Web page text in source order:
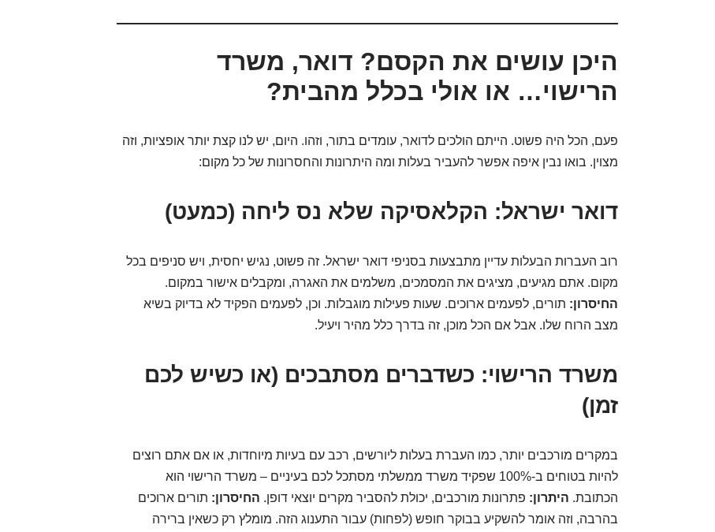
היכן עושים את הקסם? דואר, משרד
הרישוי… או אולי בכלל מהבית?
פעם, הכל היה פשוט. הייתם הולכים לדואר, עומדים בתור, וזהו. היום, יש לנו קצת יותר אופציות, וזה
מצוין. בואו נבין איפה אפשר להעביר בעלות ומה היתרונות והחסרונות של כל מקום:
דואר ישראל: הקלאסיקה שלא נס ליחה (כמעט)
רוב העברות הבעלות עדיין מתבצעות בסניפי דואר ישראל. זה פשוט, נגיש יחסית, ויש סניפים בכל
מקום. אתם מגיעים, מציגים את המסמכים, משלמים את האגרה, ומקבלים אישור במקום.
החיסרון: תורים, לפעמים ארוכים. שעות פעילות מוגבלות. וכן, לפעמים הפקיד לא בדיוק בשיא
מצב הרוח שלו. אבל אם הכל מוכן, זה בדרך כלל מהיר ויעיל.
משרד הרישוי: כשדברים מסתבכים (או כשיש לכם
זמן)
במקרים מורכבים יותר, כמו העברת בעלות ליורשים, רכב עם בעיות מיוחדות, או אם אתם רוצים
להיות בטוחים ב-100% שפקיד משרד ממשלתי מסתכל לכם בעיניים – משרד הרישוי הוא
הכתובת. היתרון: פתרונות מורכבים, יכולת להסביר מקרים יוצאי דופן. החיסרון: תורים ארוכים
בהרבה, וזה אומר להשקיע בבוקר חופש (לפחות) עבור התענוג הזה. מומלץ רק כשאין ברירה